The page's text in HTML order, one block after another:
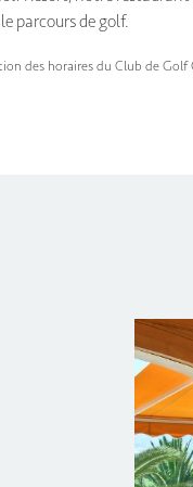
parcours de golf.
des horaires du Club de Golf